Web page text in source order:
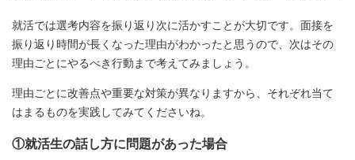
就活では選考内容を振り返り次に活かすことが大切です。面接を
振り返り時間が長くなった理由がわかったと思うので、次はその
理由ごとにやるべき行動まで考えてみましょう。
理由ごとに改善点や重要な対策が異なりますから、それぞれ当て
はまるものを実践してみてくださいね。
①就活生の話し方に問題があった場合